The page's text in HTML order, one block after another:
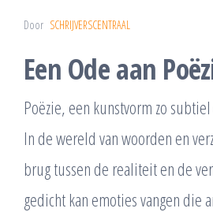
Door SCHRIJVERSCENTRAAL
Een Ode aan
Poëzie, een kunstvorm zo
In de wereld van woorden en
brug tussen de realiteit en de
gedicht kan emoties vangen die